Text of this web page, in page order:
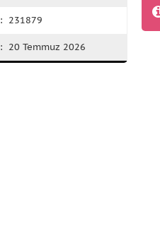
: 231879
: 20 Temmuz 2026